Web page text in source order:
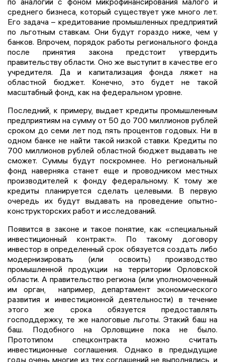
среднего бизнеса, который существует уже много лет.
Его задача – кредитование промышленных предприятий
по льготным ставкам. Они будут гораздо ниже, чем у
банков. Впрочем, порядок работы регионального фонда
после принятия закона предстоит утвердить
правительству области. Оно же выступит в качестве его
учредителя. Да и капитализация фонда ляжет на
областной бюджет. Конечно, это будет не такой
масштабный фонд, как на федеральном уровне.
Последний, к примеру, выдает кредиты промышленным
предприятиям на сумму от 50 до 700 миллионов рублей
сроком до семи лет под пять процентов годовых. Ни в
одном банке не найти такой низкой ставки. Кредиты по
700 миллионов рублей областной бюджет выдавать не
сможет. Суммы будут поскромнее. Но региональный
фонд наверняка станет еще и проводником местных
производителей к фонду федеральному. К тому же
кредиты планируется сделать целевыми. В первую
очередь их будут выдавать на проведение опытно-
конструкторских работ и исследований.
Появится в законе и такое понятие, как «специальный
инвестиционный контракт». По такому договору
инвестор в определенный срок обязуется создать либо
модернизировать (или освоить) производство
промышленной продукции на территории Орловской
области. А правительство региона (или уполномоченный
им орган, например, департамент экономического
развития и инвестиционной деятельности) в течение
этого же срока обязуется предоставлять
господдержку, те же налоговые льготы. Этакий баш на
баш. Подобного на Орловщине пока не было.
Прототипом спецконтракта можно считать
инвестиционные соглашения. Однако в предыдущие
годы очень многие из тех соглашений не выполнялись, и